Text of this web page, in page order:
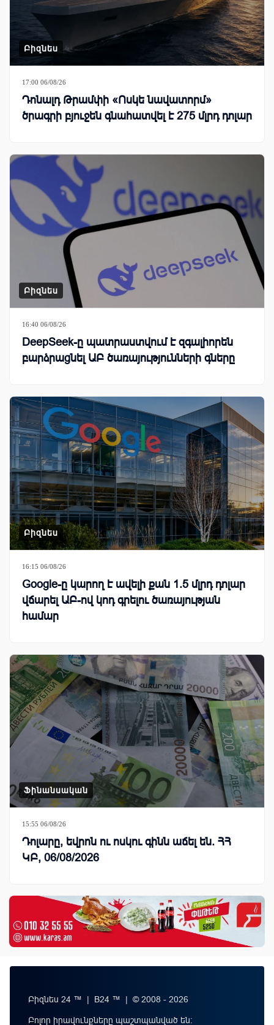
Բիզնես
17:00 06/08/26
Դոնալդ Թրամփի «Ոսկե նավատորմ»
ծրագրի բյուջեն գնահատվել է 275 մլրդ դոլար
Բիզնես
16:40 06/08/26
DeepSeek-ը պատրաստվում է զգալիորեն
բարձրացնել ԱԲ ծառայությունների գները
Բիզնես
16:15 06/08/26
Google-ը կարող է ավելի քան 1.5 մլրդ դոլար
վճարել ԱԲ-ով կոդ գրելու ծառայության
համար
Ֆինանսական
15:55 06/08/26
Դոլարը, եվրոն ու ոսկու գինն աճել են. ՀՀ
ԿԲ, 06/08/2026
Բիզնես 24 ™ | B24 ™ | © 2008 - 2026
Բոլոր իրավունքները պաշտպանված են: